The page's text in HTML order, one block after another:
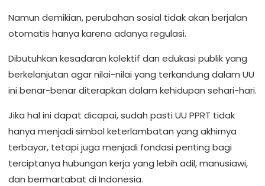
Namun demikian, perubahan sosial tidak akan berjalan
otomatis hanya karena adanya regulasi.
Dibutuhkan kesadaran kolektif dan edukasi publik yang
berkelanjutan agar nilai-nilai yang terkandung dalam UU
ini benar-benar diterapkan dalam kehidupan sehari-hari.
Jika hal ini dapat dicapai, sudah pasti UU PPRT tidak
hanya menjadi simbol keterlambatan yang akhirnya
terbayar, tetapi juga menjadi fondasi penting bagi
terciptanya hubungan kerja yang lebih adil, manusiawi,
dan bermartabat di Indonesia.